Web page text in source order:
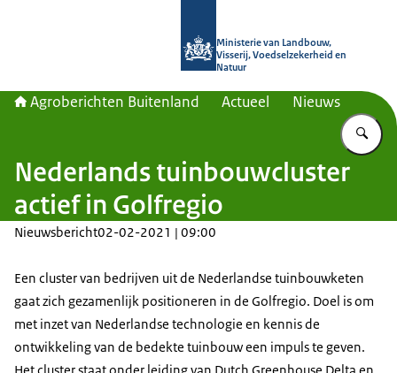
Ministerie van Landbouw,
Visserij, Voedselzekerheid en
Natuur
Agroberichten Buitenland Actueel Nieuws
Nederlands tuinbouwcluster
actief in Golfregio
Nieuwsbericht02-02-2021 | 09:00
Een cluster van bedrijven uit de Nederlandse tuinbouwketen
gaat zich gezamenlijk positioneren in de Golfregio. Doel is om
met inzet van Nederlandse technologie en kennis de
ontwikkeling van de bedekte tuinbouw een impuls te geven.